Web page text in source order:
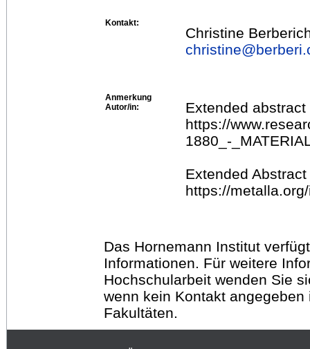
Kontakt:
Christine
christine@
Anmerkung
Autor/in:
Extended
https://
1880_-
Extended
https://
Das Hornemann Institut
Informationen. Für weitere
Hochschularbeit wenden Sie
wenn kein Kontakt
Fakultäten.